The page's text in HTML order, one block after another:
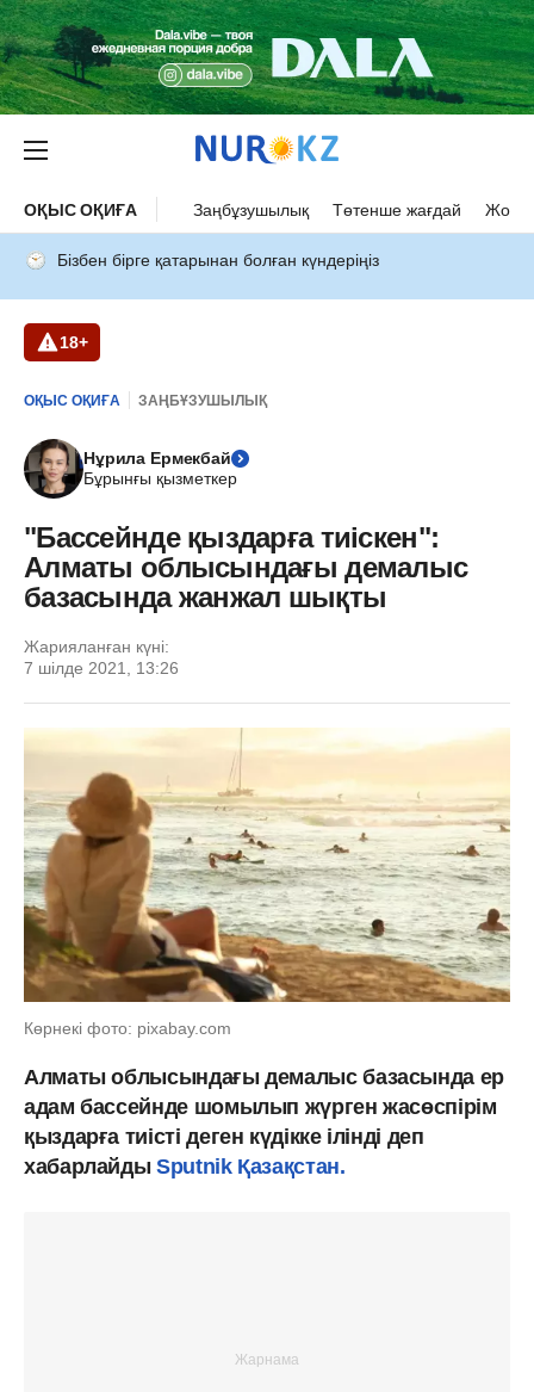
ОҚЫС ОҚИҒА Заңбұзушылық Төтенше жағдай Жол
Бізбен бірге қатарынан болған күндеріңіз
18+
ОҚЫС ОҚИҒА ЗАҢБҰЗУШЫЛЫҚ
Нұрила Ермекбай
Бұрынғы қызметкер
"Бассейнде қыздарға тиіскен":
Алматы облысындағы демалыс
базасында жанжал шықты
Жарияланған күні:
7 шілде 2021, 13:26
Көрнекі фото: pixabay.com
Алматы облысындағы демалыс базасында ер
адам бассейнде шомылып жүрген жасөспірім
қыздарға тиісті деген күдікке ілінді деп
хабарлайдыSputnik Қазақстан.